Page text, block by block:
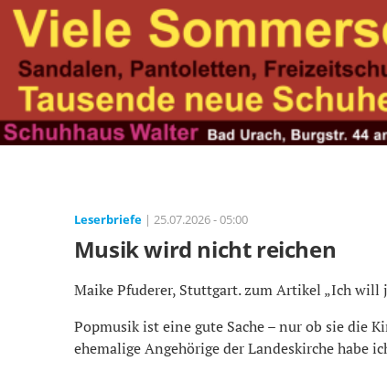
Leserbriefe| 25.07.2026 - 05:00
Musik wird nicht reichen
Maike Pfuderer, Stuttgart. zum Artikel „Ich
Popmusik ist eine gute Sache – nur ob sie die
ehemalige Angehörige der Landeskirche habe